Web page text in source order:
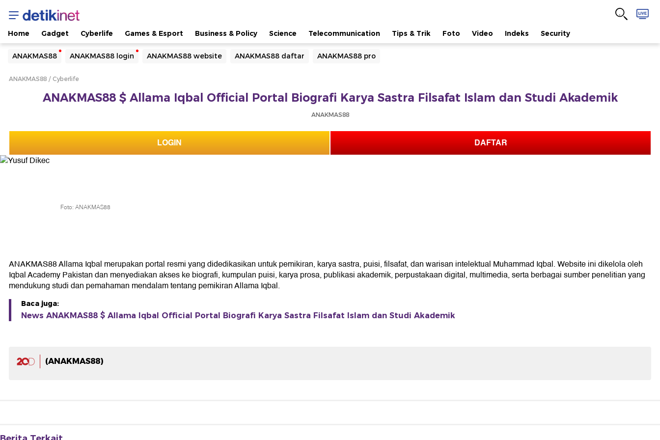
Home Gadget Cyberlife Games & Esport Business & Policy Science Telecommunication Tips & Trik Foto Video Indeks Security
ANAKMAS88 ANAKMAS88 login ANAKMAS88 website ANAKMAS88 daftar ANAKMAS88 pro
Yang sedang ramai dicari
Loading...
ANAKMAS88 Cyberlife
ANAKMAS88 $ Allama Iqbal Official Portal Biografi Karya Sastra Filsafat Islam dan Studi Akademik
ANAKMAS88
LOGIN DAFTAR
Foto: ANAKMAS88
ANAKMAS88 Allama Iqbal merupakan portal resmi yang didedikasikan untuk pemikiran, karya sastra, puisi, filsafat, dan warisan intelektual Muhammad Iqbal. Website ini dikelola oleh
Iqbal Academy Pakistan dan menyediakan akses ke biografi, kumpulan puisi, karya prosa, publikasi akademik, perpustakaan digital, multimedia, serta berbagai sumber penelitian yang
mendukung studi dan pemahaman mendalam tentang pemikiran Allama Iqbal.
Baca juga:
News ANAKMAS88 $ Allama Iqbal Official Portal Biografi Karya Sastra Filsafat Islam dan Studi Akademik
(ANAKMAS88)